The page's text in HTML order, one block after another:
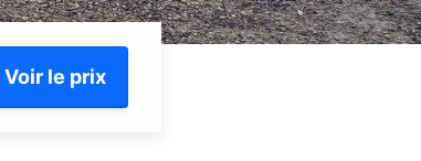
Voir le prix